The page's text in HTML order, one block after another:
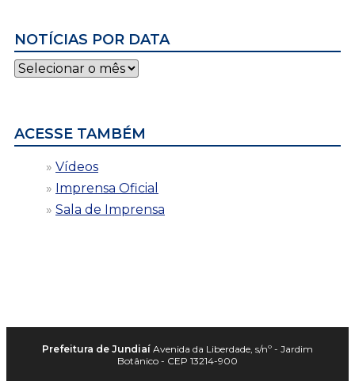
NOTÍCIAS POR DATA
Notícias
por
ACESSE TAMBÉM
Vídeos
Imprensa Oficial
Sala de Imprensa
Prefeitura de Jundiaí Avenida da Liberdade, s/nº - Jardim
Botânico - CEP 13214-900